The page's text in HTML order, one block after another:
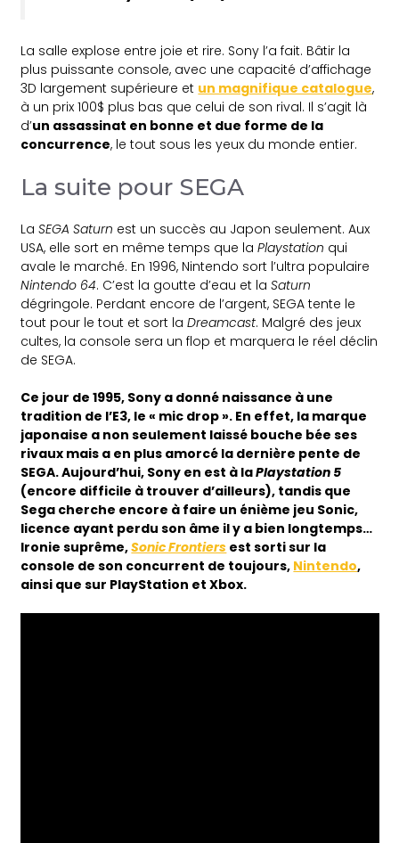
La salle explose entre joie et rire. Sony l’a fait. Bâtir la
plus puissante console, avec une capacité d’affichage
3D largement supérieure et un magnifique catalogue,
à un prix 100$ plus bas que celui de son rival. Il s’agit là
d’un assassinat en bonne et due forme de la
concurrence, le tout sous les yeux du monde entier.
La suite pour SEGA
LaSEGA Saturn est un succès au Japon seulement. Aux
USA, elle sort en même temps que laPlaystation qui
avale le marché. En 1996, Nintendo sort l’ultra populaire
Nintendo 64. C’est la goutte d’eau et laSaturn
dégringole. Perdant encore de l’argent, SEGA tente le
tout pour le tout et sort laDreamcast. Malgré des jeux
cultes, la console sera un flop et marquera le réel déclin
de SEGA.
Ce jour de 1995, Sony a donné naissance à une
tradition de l’E3, le « mic drop ». En effet, la marque
japonaise a non seulement laissé bouche bée ses
rivaux mais a en plus amorcé la dernière pente de
SEGA. Aujourd’hui, Sony en est à laPlaystation 5
(encore difficile à trouver d’ailleurs), tandis que
Sega cherche encore à faire un énième jeu Sonic,
licence ayant perdu son âme il y a bien longtemps…
Ironie suprême,Sonic Frontiers est sorti sur la
console de son concurrent de toujours, Nintendo,
ainsi que sur PlayStation et Xbox.